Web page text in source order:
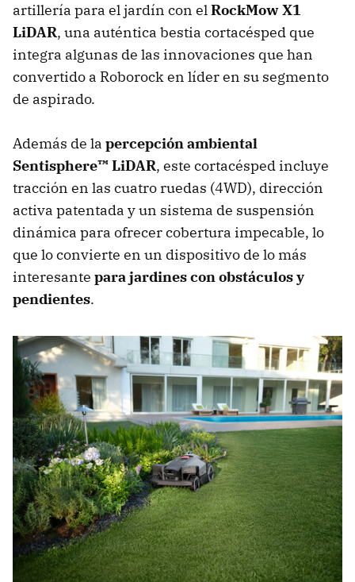
artillería para el jardín con elRockMow X1
LiDAR, una auténtica bestia cortacésped que
integra algunas de las innovaciones que han
convertido a Roborock en líder en su segmento
de aspirado.
Además de la percepción ambiental
Sentisphere™ LiDAR, este cortacésped incluye
tracción en las cuatro ruedas (4WD), dirección
activa patentada y un sistema de suspensión
dinámica para ofrecer cobertura impecable, lo
que lo convierte en un dispositivo de lo más
interesante para jardines con obstáculos y
pendientes.